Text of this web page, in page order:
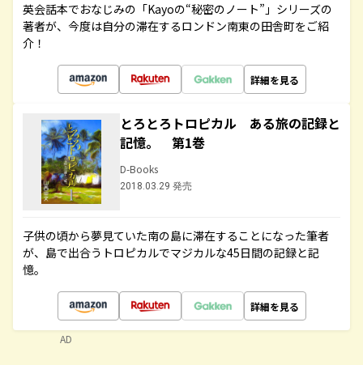
英会話本でおなじみの「Kayoの“秘密のノート”」シリーズの
著者が、今度は自分の滞在するロンドン南東の田舎町をご紹
介！
詳細を見る
とろとろトロピカル ある旅の記録と
記憶。 第1巻
D-Books
2018.03.29 発売
子供の頃から夢見ていた南の島に滞在することになった筆者
が、島で出合うトロピカルでマジカルな45日間の記録と記
憶。
詳細を見る
AD